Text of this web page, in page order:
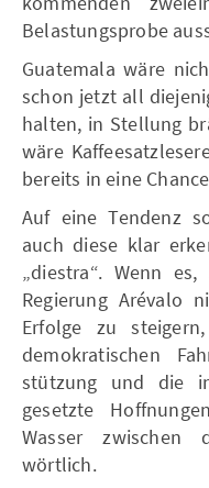
Belastungsprobe
Guatemala wäre
schon jetzt all
halten, in Stellung
wäre
bereits in eine
Auf eine Tendenz
auch diese klar
„diestra“. Wenn
Regierung Arévalo
Erfolge zu
demokratischen
stützung und die
gesetzte
Wasser zwischen
wörtlich.